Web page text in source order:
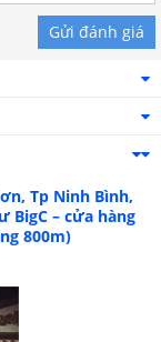
Gửi đánh giá
Tp Ninh Bình,
BigC – cửa hàng
800m)